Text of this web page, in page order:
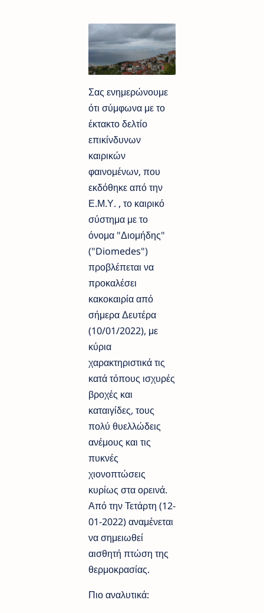
Σας ενημερώνουμε
ότι σύμφωνα με το
έκτακτο δελτίο
επικίνδυνων
καιρικών
φαινομένων, που
εκδόθηκε από την
Ε.Μ.Υ. , το καιρικό
σύστημα με το
όνομα "Διομήδης"
("Diomedes")
προβλέπεται να
προκαλέσει
κακοκαιρία από
σήμερα Δευτέρα
(10/01/2022), με
κύρια
χαρακτηριστικά τις
κατά τόπους ισχυρές
βροχές και
καταιγίδες, τους
πολύ θυελλώδεις
ανέμους και τις
πυκνές
χιονοπτώσεις
κυρίως στα ορεινά.
Από την Τετάρτη (12-
01-2022) αναμένεται
να σημειωθεί
αισθητή πτώση της
θερμοκρασίας.
Πιο αναλυτικά: